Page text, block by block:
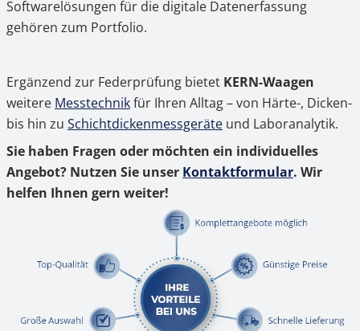
Softwarelösungen für die digitale Datenerfassung
gehören zum Portfolio.
Ergänzend zur Federprüfung bietet KERN-Waagen
weitere Messtechnikfür Ihren Alltag – von Härte-, Dicken-
bis hin zu Schichtdickenmessgeräte und Laboranalytik.
Sie haben Fragen oder möchten ein individuelles
Angebot? Nutzen Sie unser Kontaktformular. Wir
helfen Ihnen gern weiter!